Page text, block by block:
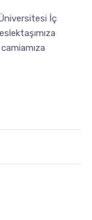
İç